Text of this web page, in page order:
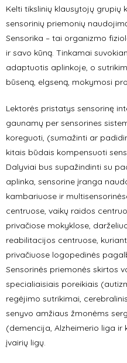
Kelti tikslinių klausytojų grupių
sensorinių priemonių
Sensorika – tai organizmo
ir savo kūną. Tinkamai
adaptuotis aplinkoje, o
būseną, elgseną, mokymosi
Lektorės pristatys sensorinę
gaunamų per sensorines
koreguoti, (sumažinti ar
kitais būdais kompensuoti
Dalyviai bus supažindinti su
aplinka, sensorine įranga
kambariuose ir
centruose, vaikų raidos
privačiose mokyklose,
reabilitacijos centruose,
privačiuose logopedinės
Sensorinės priemonės skirtos
specialiaisiais poreikiais
regėjimo sutrikimai,
senyvo amžiaus žmonėms
(demencija, Alzheimerio liga
įvairių ligų.